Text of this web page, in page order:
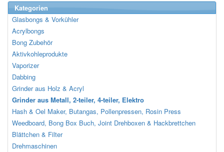
Kategorien
Glasbongs & Vorkühler
Acrylbongs
Bong Zubehör
Aktivkohleprodukte
Vaporizer
Dabbing
Grinder aus Holz & Acryl
Grinder aus Metall, 2-teiler, 4-teiler, Elektro
Hash & Oel Maker, Butangas, Pollenpressen, Rosin Press
Weedboard, Bong Box Buch, Joint Drehboxen & Hackbrettchen
Blättchen & Filter
Drehmaschinen